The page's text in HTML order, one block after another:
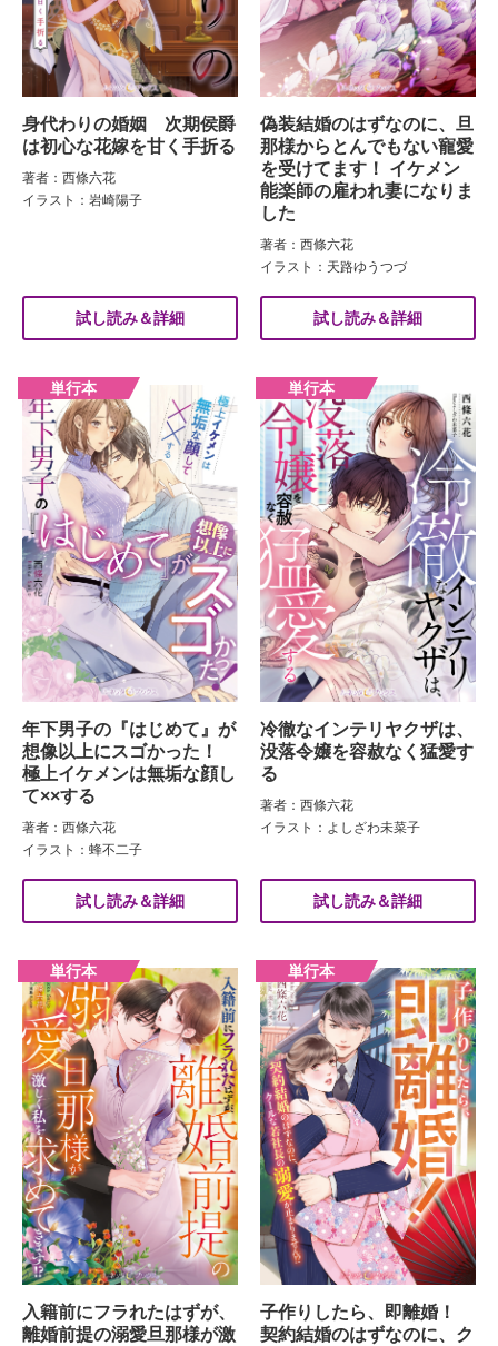
身代わりの婚姻 次期侯爵
は初心な花嫁を甘く手折る
著者：西條六花
イラスト：岩崎陽子
試し読み＆詳細
偽装結婚のはずなのに、旦
那様からとんでもない寵愛
を受けてます！ イケメン
能楽師の雇われ妻になりま
した
著者：西條六花
イラスト：天路ゆうつづ
試し読み＆詳細
年下男子の『はじめて』が
想像以上にスゴかった！
極上イケメンは無垢な顔し
て××する
著者：西條六花
イラスト：蜂不二子
試し読み＆詳細
冷徹なインテリヤクザは、
没落令嬢を容赦なく猛愛す
る
著者：西條六花
イラスト：よしざわ未菜子
試し読み＆詳細
入籍前にフラれたはずが、
離婚前提の溺愛旦那様が激
子作りしたら、即離婚！
契約結婚のはずなのに、ク